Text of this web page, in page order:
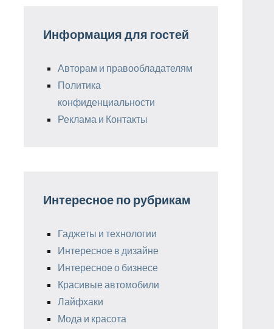
Информация для гостей
Авторам и правообладателям
Политика
конфиденциальности
Реклама и Контакты
Интересное по рубрикам
Гаджеты и технологии
Интересное в дизайне
Интересное о бизнесе
Красивые автомобили
Лайфхаки
Мода и красота